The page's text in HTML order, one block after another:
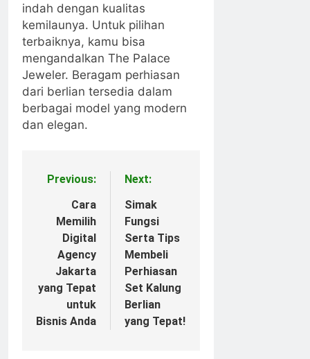
indah dengan kualitas
kemilaunya. Untuk pilihan
terbaiknya, kamu bisa
mengandalkan The Palace
Jeweler. Beragam perhiasan
dari berlian tersedia dalam
berbagai model yang modern
dan elegan.
Post
navigation
Previous:
Cara
Memilih
Digital
Agency
Jakarta
yang Tepat
untuk
Bisnis Anda
Next:
Simak
Fungsi
Serta Tips
Membeli
Perhiasan
Set Kalung
Berlian
yang Tepat!